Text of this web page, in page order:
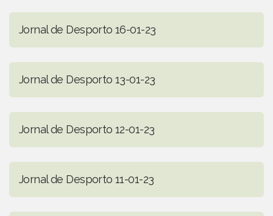
Jornal de Desporto 16-01-23
Jornal de Desporto 13-01-23
Jornal de Desporto 12-01-23
Jornal de Desporto 11-01-23